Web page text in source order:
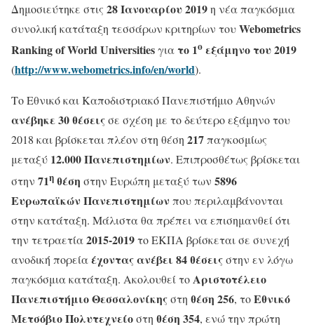
Δημοσιεύτηκε στις 28 Ιανουαρίου 2019η νέα παγκόσμια
συνολική κατάταξη τεσσάρων κριτηρίων τουWebometrics
Ranking of World Universitiesγια το 1ο εξάμηνο του 2019
(http://www.webometrics.info/en/world).
Το Εθνικό και Καποδιστριακό Πανεπιστήμιο Αθηνών
ανέβηκε 30 θέσειςσε σχέση με το δεύτερο εξάμηνο του
2018 και βρίσκεται πλέον στη θέση 217παγκοσμίως
μεταξύ 12.000 Πανεπιστημίων. Επιπροσθέτως βρίσκεται
στην 71η θέση στην Ευρώπη μεταξύ των 5896
Ευρωπαϊκών Πανεπιστημίων που περιλαμβάνονται
στην κατάταξη. Μάλιστα θα πρέπει να επισημανθεί ότι
την τετραετία2015-2019το ΕΚΠΑ βρίσκεται σε συνεχή
ανοδική πορείαέχοντας ανέβει 84 θέσειςστην εν λόγω
παγκόσμια κατάταξη. Ακολουθεί τοΑριστοτέλειο
Πανεπιστήμιο Θεσσαλονίκηςστη θέση 256, τοΕθνικό
Μετσόβιο Πολυτεχνείοστη θέση 354, ενώ την πρώτη